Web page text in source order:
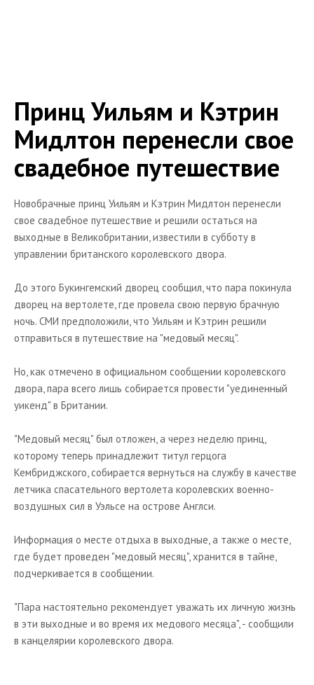
Принц Уильям и Кэтрин
Мидлтон перенесли свое
свадебное путешествие
Новобрачные принц Уильям и Кэтрин Мидлтон перенесли
свое свадебное путешествие и решили остаться на
выходные в Великобритании, известили в субботу в
управлении британского королевского двора.
До этого Букингемский дворец сообщил, что пара покинула
дворец на вертолете, где провела свою первую брачную
ночь. СМИ предположили, что Уильям и Кэтрин решили
отправиться в путешествие на "медовый месяц".
Но, как отмечено в официальном сообщении королевского
двора, пара всего лишь собирается провести "уединенный
уикенд" в Британии.
"Медовый месяц" был отложен, а через неделю принц,
которому теперь принадлежит титул герцога
Кембриджского, собирается вернуться на службу в качестве
летчика спасательного вертолета королевских военно-
воздушных сил в Уэльсе на острове Англси.
Информация о месте отдыха в выходные, а также о месте,
где будет проведен "медовый месяц", хранится в тайне,
подчеркивается в сообщении.
"Пара настоятельно рекомендует уважать их личную жизнь
в эти выходные и во время их медового месяца", - сообщили
в канцелярии королевского двора.